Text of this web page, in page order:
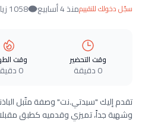
سجّل دخولك للتقييممنذ 4 أسابيع 1058 زيارات
وقت التحضير
0 دقيقة
وقت
0 دقيقة
تقدم إليك "سيدتي.نت" وصفة متّبل
وشهية جداً، تميزي وقدميه كطبق